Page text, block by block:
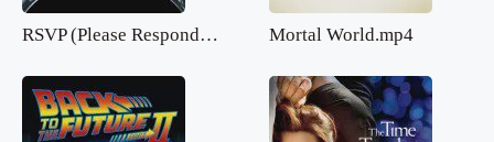
RSVP (Please Respond).mp4 Mortal World.mp4